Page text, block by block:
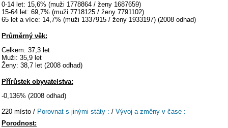
0-14 let: 15,6% (muži 1778864 / ženy 1687659)
15-64 let: 69,7% (muži 7718125 / ženy 7791102)
65 let a více: 14,7% (muži 1337915 / ženy 1933197) (2008 odhad)
Průměrný věk:
Celkem: 37,3 let
Muži: 35,9 let
Ženy: 38,7 let (2008 odhad)
Přírůstek obyvatelstva:
-0,136% (2008 odhad)
220 místo / Porovnat s jinými státy : / Vývoj a změny v čase :
Porodnost: